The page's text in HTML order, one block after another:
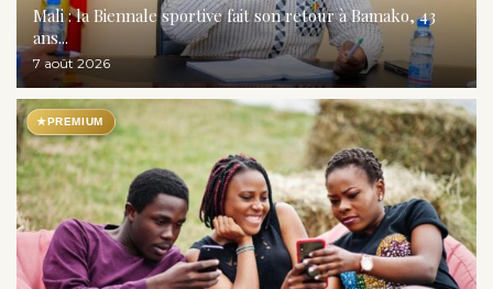
Mali : la Biennale sportive fait son retour à Bamako, 43
ans...
7 août 2026
★PREMIUM